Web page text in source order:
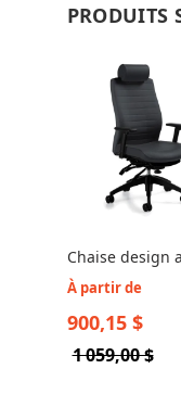
PRODUITS
Chaise design
appui-tête
À partir de
900,15 $
1 059,00 $